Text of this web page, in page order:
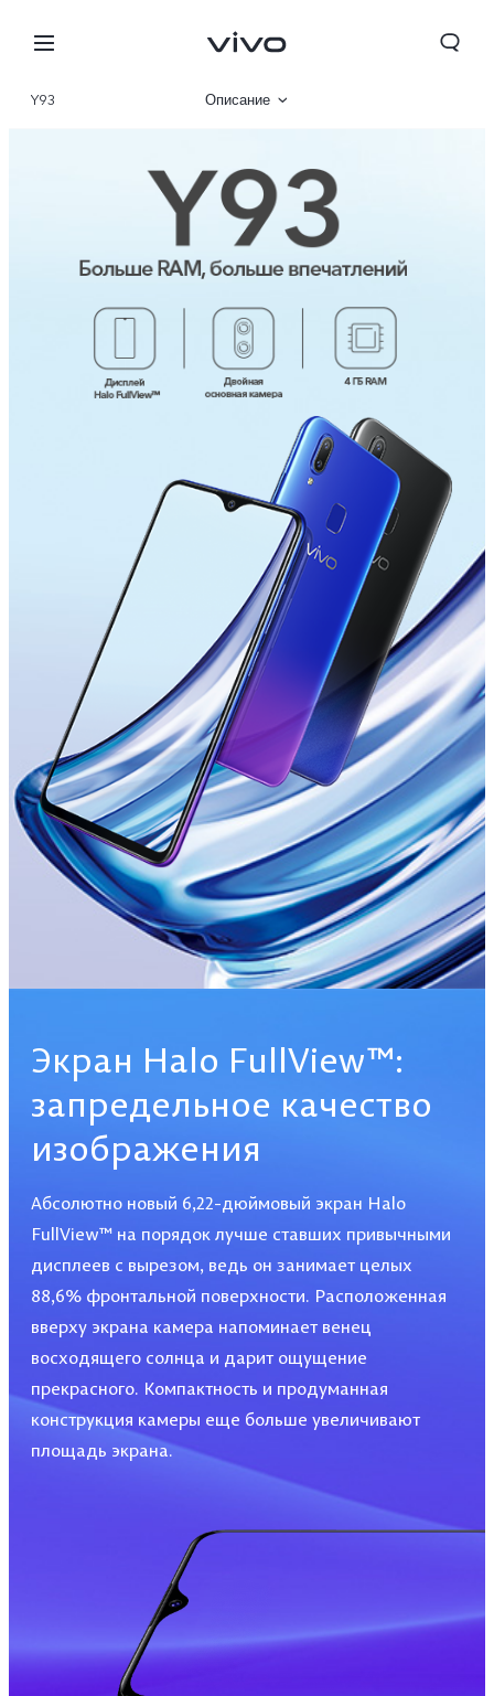
Россия | Выберите страну/регион
Y93 Описание
Экран Halo FullView™:
запредельное качество
изображения
Абсолютно новый 6,22-дюймовый экран Halo
FullView™ на порядок лучше ставших привычными
дисплеев с вырезом, ведь он занимает целых
88,6% фронтальной поверхности. Расположенная
вверху экрана камера напоминает венец
восходящего солнца и дарит ощущение
прекрасного. Компактность и продуманная
конструкция камеры еще больше увеличивают
площадь экрана.